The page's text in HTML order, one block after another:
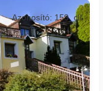
Azonosító: 159_cll